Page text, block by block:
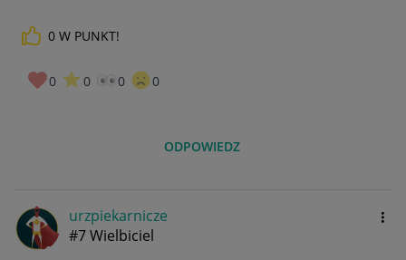
0 W PUNKT!
0 0 0 0
ODPOWIEDZ
urzpiekarnicze
#7 Wielbiciel